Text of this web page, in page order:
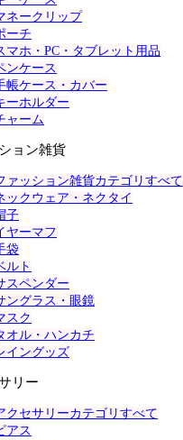
ネークリップ
ーチ
マホ・PC・タブレット用品
ンケース
帳ケース・カバー
ーホルダー
ャーム
ョン雑貨
ァッション雑貨カテゴリすべて
ックウェア・ネクタイ
子
ヤーマフ
袋
ルト
スペンダー
ングラス・眼鏡
スク
オル・ハンカチ
イングッズ
リー
クセサリーカテゴリすべて
アス